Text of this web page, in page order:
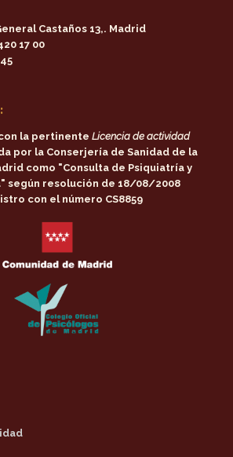
Castaños 13,. Madrid
17 00
la pertinente Licencia de actividad
por la Conserjería de Sanidad de la
como "Consulta de Psiquiatría y
según resolución de 18/08/2008
con el número CS8859